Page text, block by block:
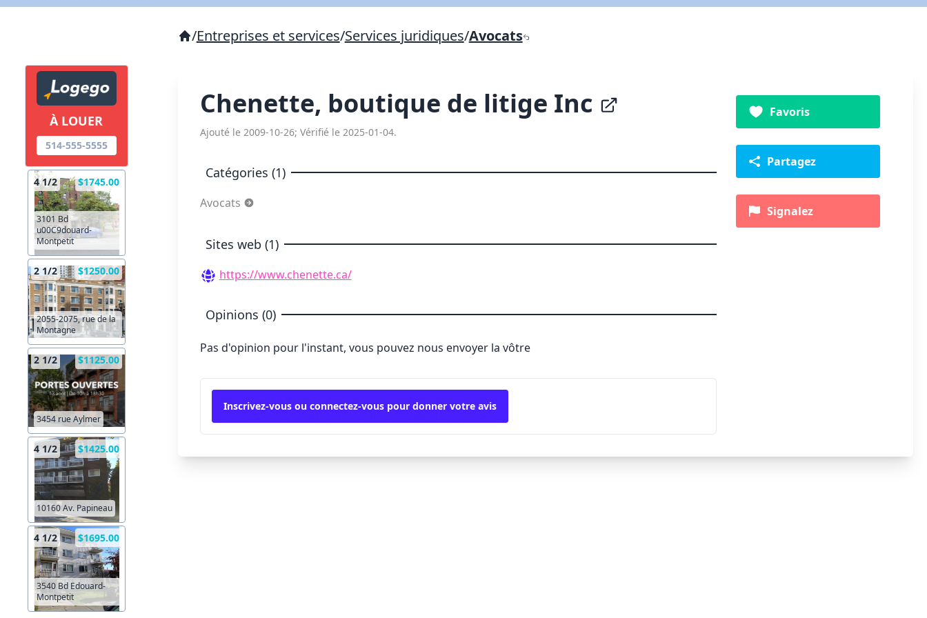
À LOUER
514-555-5555
4 1/2 $1745.00
3101 Bd
u00C9douard-
Montpetit
2 1/2 $1250.00
2055-2075, rue de la
Montagne
2 1/2 $1125.00
3454 rue Aylmer
4 1/2 $1425.00
10160 Av. Papineau
4 1/2 $1695.00
3540 Bd Edouard-
Montpetit
/Entreprises et services/Services juridiques/Avocats
Chenette, boutique de litige Inc
Ajouté le 2009-10-26; Vérifié le 2025-01-04.
Catégories (1)
Avocats
Sites web (1)
https://www.chenette.ca/
Opinions (0)
Pas d'opinion pour l'instant, vous pouvez nous envoyer la vôtre
Inscrivez-vous ou connectez-vous pour donner votre avis
Favoris
Partagez
Signalez
X Fermer
X Fermer Envoyez